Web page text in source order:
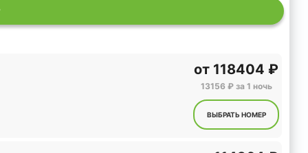
от 118404 ₽
13156 ₽ за 1 ночь
ВЫБРАТЬ НОМЕР